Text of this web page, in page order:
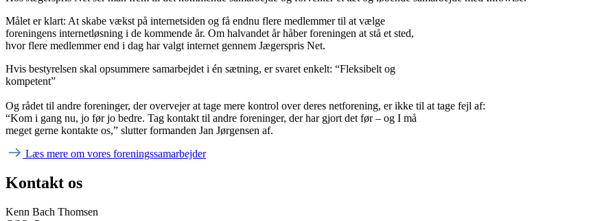
Målet er klart: At skabe vækst på internetsiden og få endnu flere medlemmer til at vælge
foreningens internetløsning i de kommende år. Om halvandet år håber foreningen at stå et sted,
hvor flere medlemmer end i dag har valgt internet gennem Jægerspris Net.
Hvis bestyrelsen skal opsummere samarbejdet i én sætning, er svaret enkelt: “Fleksibelt og
kompetent”
Og rådet til andre foreninger, der overvejer at tage mere kontrol over deres netforening, er ikke til at tage fejl af:
“Kom i gang nu, jo før jo bedre. Tag kontakt til andre foreninger, der har gjort det før – og I må
meget gerne kontakte os,” slutter formanden Jan Jørgensen af.
Læs mere om vores foreningssamarbejder
Kontakt os
Kenn Bach Thomsen